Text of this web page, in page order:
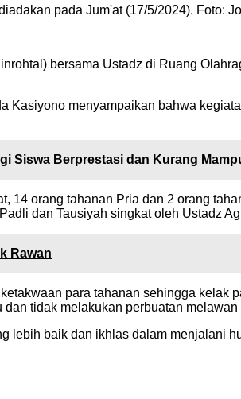
pada Jum'at (17/5/2024). Foto:
bersama Ustadz di Ruang
menyampaikan bahwa
Siswa Berprestasi dan Kurang
orang tahanan Pria dan 2 orang
dan Tausiyah singkat oleh Ustadz
Rawan
para tahanan sehingga kelak
tidak melakukan perbuatan melawan
lebih baik dan ikhlas dalam menjalani